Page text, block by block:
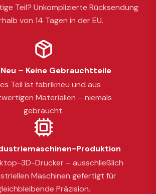
Teil? Unkomplizierte Rücksendung
von 14 Tagen in der EU.
– Keine Gebrauchtteile
Teil ist fabrikneu und aus
Materialien – niemals
gebraucht.
Produktion
3D-Drucker – ausschließlich
Maschinen gefertigt für
Präzision.